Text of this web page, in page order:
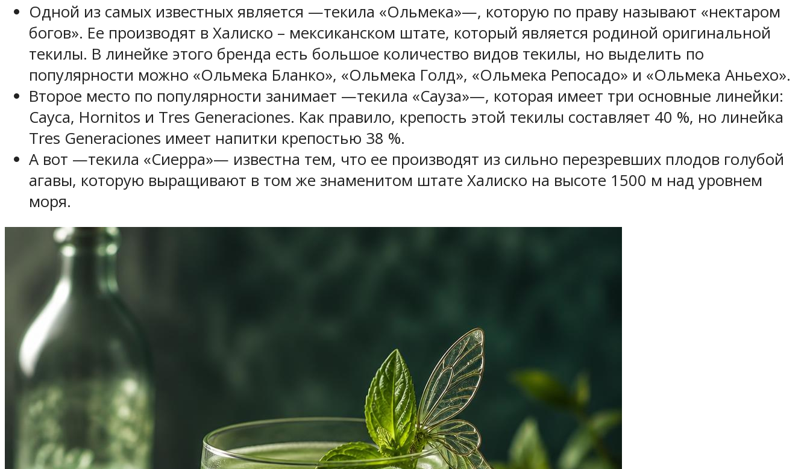
Одной из самых известных является —текила «Ольмека»—, которую по праву называют «нектаром
богов». Ее производят в Халиско – мексиканском штате, который является родиной оригинальной
текилы. В линейке этого бренда есть большое количество видов текилы, но выделить по
популярности можно «Ольмека Бланко», «Ольмека Голд», «Ольмека Репосадо» и «Ольмека Аньехо».
Второе место по популярности занимает —текила «Сауза»—, которая имеет три основные линейки:
Cayca, Hornitos и Tres Generaciones. Как правило, крепость этой текилы составляет 40 %, но линейка
Tres Generaciones имеет напитки крепостью 38 %.
А вот —текила «Сиерра»— известна тем, что ее производят из сильно перезревших плодов голубой
агавы, которую выращивают в том же знаменитом штате Халиско на высоте 1500 м над уровнем
моря.